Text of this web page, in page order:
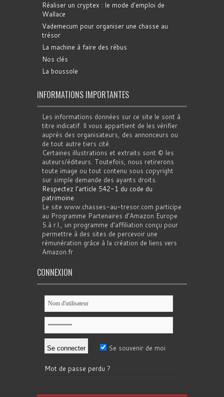
Réaliser un cryptex : le mode d'emploi de
Wallace
Vademecum pour organiser une chasse au
trésor
La machine à faire des rébus
Nos clés
La boussole
INFORMATIONS IMPORTANTES
Les informations données sur ce site le sont à
titre indicatif. Il vous appartient de les vérifier
auprès des organisateurs, des annonceurs ou
de tout autre tiers cité.
Certaines illustrations et extraits sont © les
auteurs/éditeurs. Toutefois, nous retirerons
toute image ou tout contenu sous copyright
sur simple demande des ayants droits.
Respectez l'article 542-1 du code du
patrimoine.
Le site www.chasses-au-tresor.com participe
au Programme Partenaires d’Amazon Europe
S.à r.l., un programme d’affiliation conçu pour
permettre à des sites de percevoir une
rémunération grâce à la création de liens vers
Amazon.fr
CONNEXION
Se souvenir de moi
Mot de passe perdu ?